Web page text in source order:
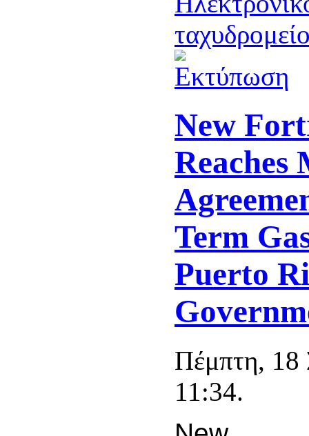
New
Reaches
Term
Puerto
Πέμπτη, 18
11:34.